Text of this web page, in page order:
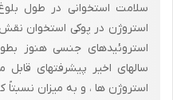
البته توصیه می‌شود از استروژن
زیرا دوز بالای آن می‌تواند
که دوز مناسب استروژن باعث
ولی این یافته در مورد استخوانهای
سلامت استخوانی در طول
استروژن در پوکی استخوان نقش
استروئیدهای جنسی هنوز
سالهای اخیر پیشرفتهای
استروژن ها ، و به میزان نسبتاً